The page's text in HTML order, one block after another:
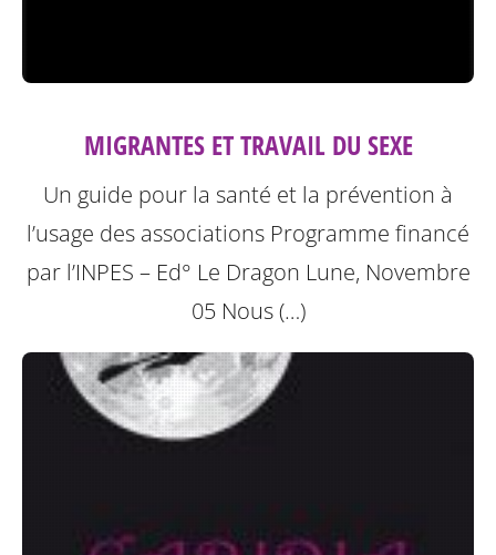
MIGRANTES ET TRAVAIL DU SEXE
Un guide pour la santé et la prévention à
l’usage des associations Programme financé
par l’INPES – Ed° Le Dragon Lune, Novembre
05 Nous (…)